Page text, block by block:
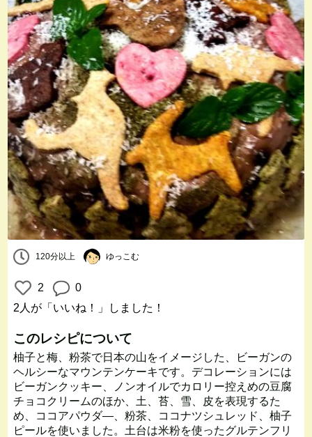
120分以上 ゆっこむ
2
0
2人 が「いいね！」しました！
このレシピについて
柚子と梅、粉茶で日本の山をイメージした、ビーガンの
ヘルシーなマウンテンケーキです。デコレーションには
ビーガンクッキー、ノンオイルでカロリー控えめの豆腐
チョコクリームのほか、土、苔、雪、皮を表現するた
め、ココアパウダ―、粉茶、ココナツシュレッド、柚子
ピールを使いました。土台は米粉を使ったグルテンフリ